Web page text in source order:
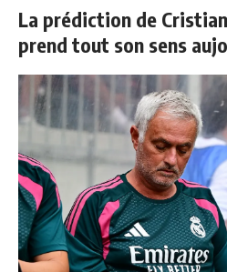
La prédiction de
prend tout son sens